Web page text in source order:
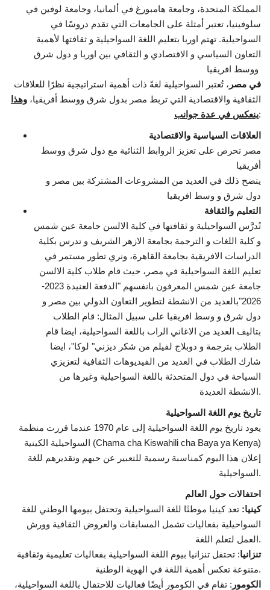
المملكة المتحدة، وجامعة هامبورغ في ألمانيا، وجامعة لوفين في
سلوفينيا، تعتبر أمثلة على الجامعات التي تقدم دروسًا في
السواحيلية. تهتم اوربا بتعليم اللغة السواحيلية و ثقافتها لأهمية
التعاون السياسي و الاقتصادي و الثقافي بين اوربا و دول شرق
في مصر ، تُعتبر السواحيلية لغةً ذات أهمية استراتيجية نظرًا للعلاقات
الثقافية والاقتصادية التي تربط مصر بدول شرق ووسط أفريقيا، وهذا
ينعكس في عدة جوانب:
العلاقات السياسية والاقتصادية
مصر تحرص على تعزيز الروابط الثنائية مع دول شرق ووسط
أفريقيا
يتضح ذلك في العديد من المشروعات المشتركة بين مصر و
دول شرق و وسط افريقيا
التعليم والثقافة
تُدرَّس السواحيلية و ثقافتها في كلية الالسن جامعة عين شمس
و كلية اللغات و الترجمة بجامعة الازهر الشريف و تدرس بكلية
الدراسات الافريقية بجامعة القاهرة، ونري تطور مستمر في
تعليم اللغة السواحيلية في مصر، حيث قام طلاب كلية الالسن
جامعة عين شمس المعرفون بانفسهم "الدفعة العنيدة 2023-
2026"بالعديد من الانشطة لتطوير التعاون الدولي بين مصر و
دول شرق و وسط افريقيا على سبيل المثال: قام الطلاب
بتاليف العديد من الاغاني الراب باللغة السواحيلية، ايضا قام
الطلاب بترجمة و دوبلاج لفيلم من شكر ديزني" لوكا"، ايضا
شارك الطلاب في العديد من الفيديوهات الثقافية لتعزيزي
السياحة في دول المتحدثة باللغة السواحيلية وغيرها من
الانشطة العديدة.
تاريخ يوم اللغة السواحيلية
يعود تاريخ يوم اللغة السواحيلية إلى عام 1970 عندما قررت منظمة
السواحيلية الكينية (Chama cha Kiswahili cha Baya ya Kenya)
إعلان هذا اليوم كمناسبة رسمية للتعبير عن حبهم وتقديرهم للغة
السواحيلية.
احتفالات حول العالم
كينيا: تعد كينيا موطنًا للغة السواحيلية وتحتفل بيومها الوطني للغة
السواحيلية بفعاليات تشمل المسابقات والعروض الثقافية وورش
العمل لتعلم اللغة.
تنزانيا: تحتفل تنزانيا بيوم اللغة السواحيلية بفعاليات تعليمية وثقافية
متنوعة تعكس أهمية اللغة في الهوية الوطنية.
الكومور : تقام في الكومور أيضًا فعاليات للاحتفال باللغة السواحيلية،